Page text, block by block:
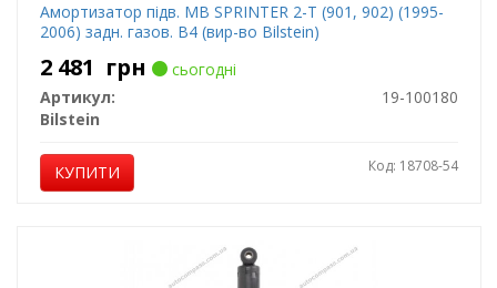
Амортизатор підв. MB SPRINTER 2-T (901, 902) (1995-
2006) задн. газов. B4 (вир-во Bilstein)
2 481 грн
сьогодні
Артикул:
19-100180
Bilstein
КУПИТИ Код: 18708-54